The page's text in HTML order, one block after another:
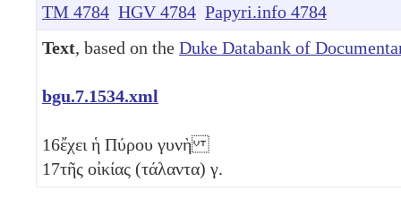
TM 4784 HGV 4784 Papyri.info 4784
Text, based on the Duke Databank of
bgu.7.1534.xml
16ἔχει ἡ Πύρου γυνὴ
17τῆς οἰκίας (τάλαντα) γ.